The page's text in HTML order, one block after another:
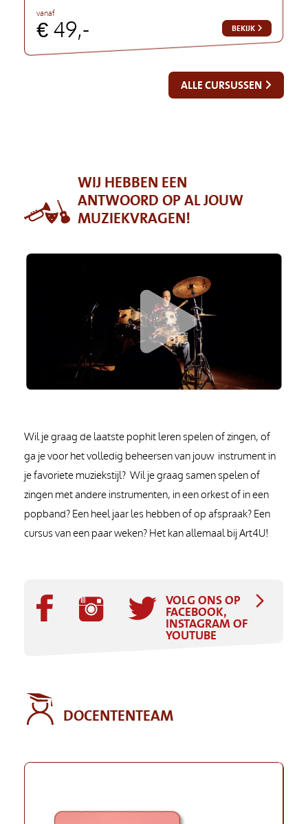
vanaf
€49,- BEKIJK
ALLE CURSUSSEN
WIJ HEBBEN EEN
ANTWOORD OP AL JOUW
MUZIEKVRAGEN!
Wil je graag de laatste pophit leren spelen of zingen, of
ga je voor het volledig beheersen van jouw instrument in
je favoriete muziekstijl? Wil je graag samen spelen of
zingen met andere instrumenten, in een orkest of in een
popband? Een heel jaar les hebben of op afspraak? Een
cursus van een paar weken? Het kan allemaal bij Art4U!
VOLG ONS OP
FACEBOOK,
INSTAGRAM OF
YOUTUBE
DOCENTENTEAM